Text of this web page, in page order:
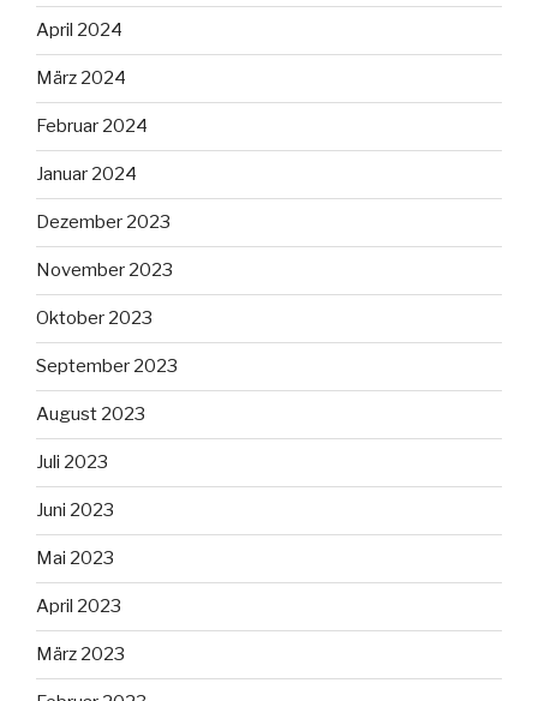
April 2024
März 2024
Februar 2024
Januar 2024
Dezember 2023
November 2023
Oktober 2023
September 2023
August 2023
Juli 2023
Juni 2023
Mai 2023
April 2023
März 2023